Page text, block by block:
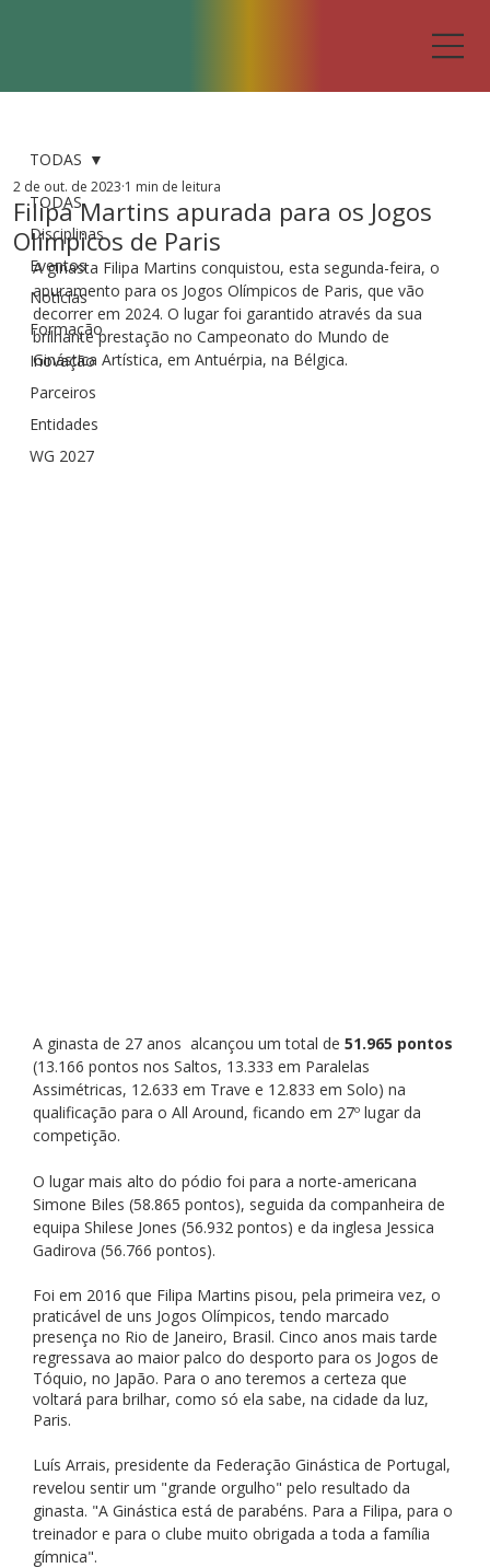
TODAS
Disciplinas
Eventos
Notícias
Formação
Inovação
Parceiros
Entidades
WG 2027
TODAS
Filipa Martins apurada para os Jogos
Olímpicos de Paris
2 de out. de 2023 1 min de leitura
A ginasta Filipa Martins conquistou, esta segunda-feira, o
apuramento para os Jogos Olímpicos de Paris, que vão
decorrer em 2024. O lugar foi garantido através da sua
brilhante prestação no Campeonato do Mundo de
Ginástica Artística, em Antuérpia, na Bélgica.
A ginasta de 27 anos  alcançou um total de 51.965 pontos
(13.166 pontos nos Saltos, 13.333 em Paralelas
Assimétricas, 12.633 em Trave e 12.833 em Solo) na
qualificação para o All Around, ficando em 27º lugar da
competição.
O lugar mais alto do pódio foi para a norte-americana
Simone Biles (58.865 pontos), seguida da companheira de
equipa Shilese Jones (56.932 pontos) e da inglesa Jessica
Gadirova (56.766 pontos).
Foi em 2016 que Filipa Martins pisou, pela primeira vez, o
praticável de uns Jogos Olímpicos, tendo marcado
presença no Rio de Janeiro, Brasil. Cinco anos mais tarde
regressava ao maior palco do desporto para os Jogos de
Tóquio, no Japão. Para o ano teremos a certeza que
voltará para brilhar, como só ela sabe, na cidade da luz,
Paris.
Luís Arrais, presidente da Federação Ginástica de Portugal,
revelou sentir um "grande orgulho" pelo resultado da
ginasta. "A Ginástica está de parabéns. Para a Filipa, para o
treinador e para o clube muito obrigada a toda a família
gímnica".